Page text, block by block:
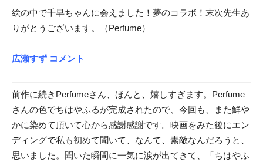
絵の中で千早ちゃんに会えました！夢のコラボ！末次先生あ
りがとうございます。（Perfume）
広瀬すず コメント
前作に続きPerfumeさん、ほんと、嬉しすぎます。Perfume
さんの色でちはやふるが完成されたので、今回も、また鮮や
かに染めて頂いて心から感謝感謝です。映画をみた後にエン
ディングで私も初めて聞いて、なんて、素敵なんだろうと、
思いました。聞いた瞬間に一気に涙が出てきて、「ちはやふ